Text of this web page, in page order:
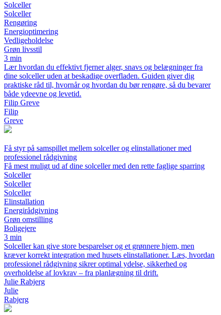
Solceller
Solceller
Rengøring
Energioptimering
Vedligeholdelse
Grøn livsstil
3 min
Lær hvordan du effektivt fjerner alger, snavs og belægninger fra
dine solceller uden at beskadige overfladen. Guiden giver dig
praktiske råd til, hvornår og hvordan du bør rengøre, så du bevarer
både ydeevne og levetid.
Filip Greve
Filip
Greve
Få styr på samspillet mellem solceller og elinstallationer med
professionel rådgivning
Få mest muligt ud af dine solceller med den rette faglige sparring
Solceller
Solceller
Solceller
Elinstallation
Energirådgivning
Grøn omstilling
Boligejere
3 min
Solceller kan give store besparelser og et grønnere hjem, men
kræver korrekt integration med husets elinstallationer. Læs, hvordan
professionel rådgivning sikrer optimal ydelse, sikkerhed og
overholdelse af lovkrav – fra planlægning til drift.
Julie Rabjerg
Julie
Rabjerg